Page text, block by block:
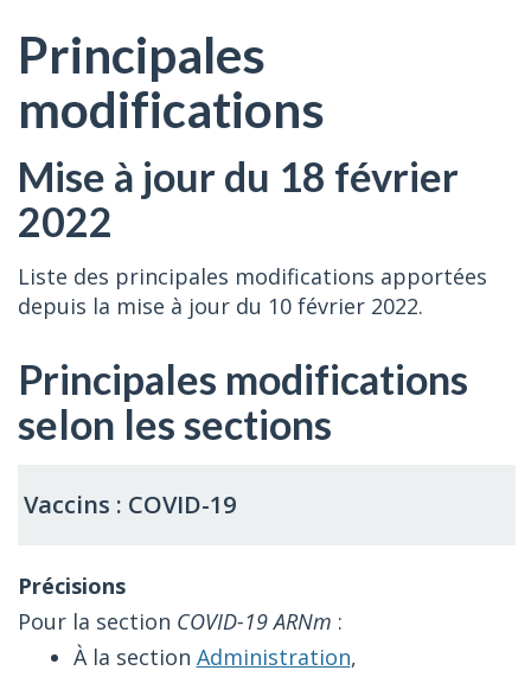
Principales
modifications
Mise à jour du 18 février
2022
Liste des principales modifications apportées
depuis la mise à jour du 10 février 2022.
Principales modifications
selon les sections
Vaccins : COVID-19
Pour la section COVID-19 ARNm :
À la section Administration,